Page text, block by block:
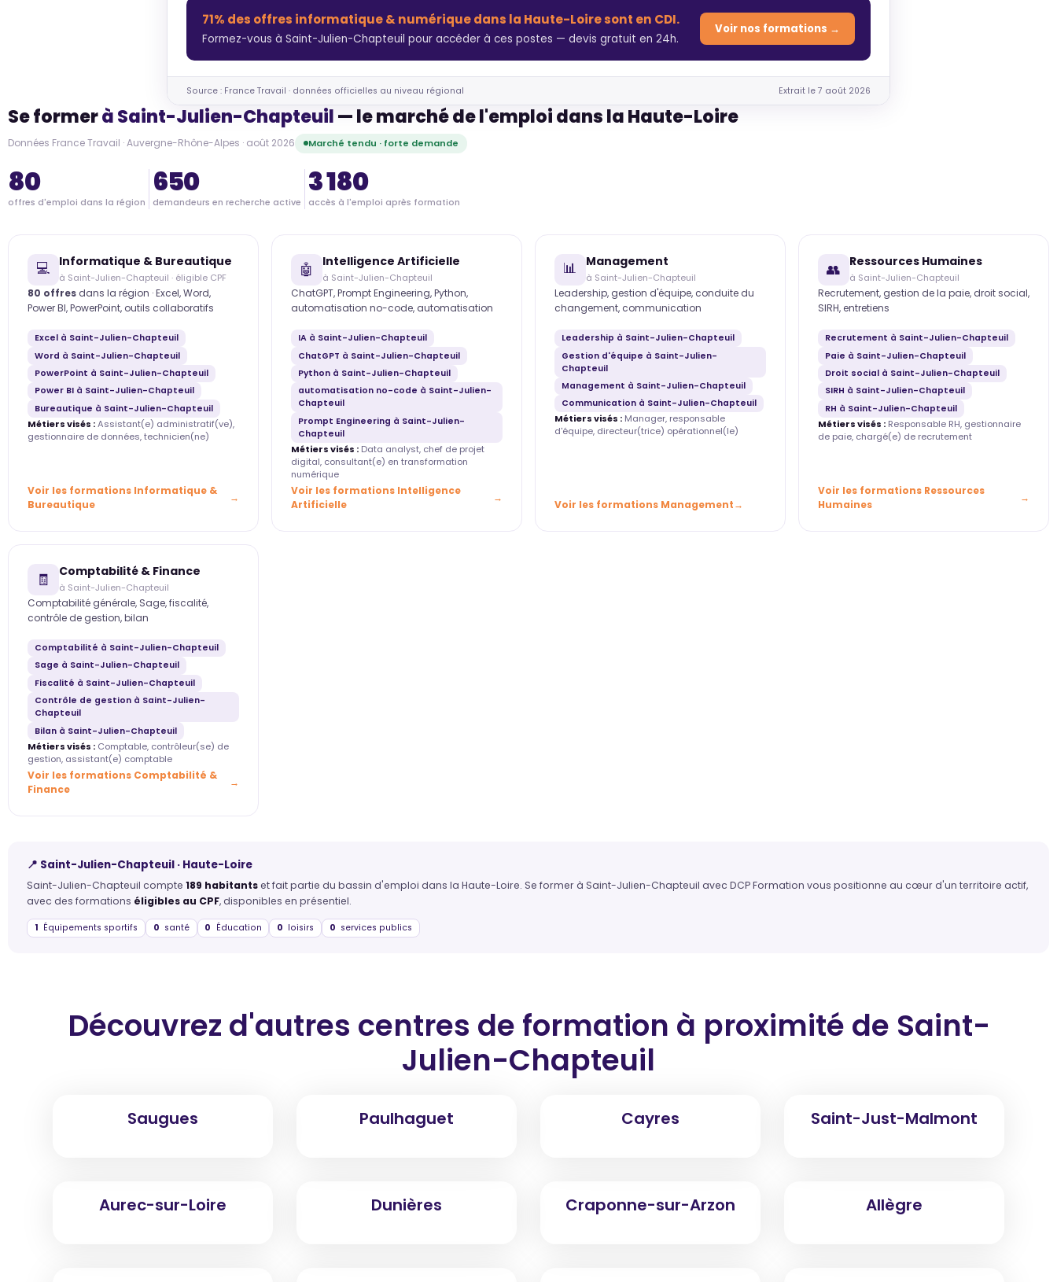
71% des offres informatique & numérique dans la Haute-Loire sont en CDI.
Formez-vous à Saint-Julien-Chapteuil pour accéder à ces postes — devis gratuit en 24h.
Voir nos formations →
Source : France Travail · données officielles au niveau régional Extrait le 7 août 2026
Se formerà Saint-Julien-Chapteuil— le marché de l'emploi dans la Haute-Loire
Données France Travail · Auvergne-Rhône-Alpes · août 2026 Marché tendu · forte demande
80
offres d'emploi dans la région
650
demandeurs en recherche active
3 180
accès à l'emploi après formation
💻 Informatique & Bureautique
à Saint-Julien-Chapteuil · éligible CPF
80 offres dans la région · Excel, Word,
Power BI, PowerPoint, outils collaboratifs
Excel à Saint-Julien-Chapteuil
Word à Saint-Julien-Chapteuil
PowerPoint à Saint-Julien-Chapteuil
Power BI à Saint-Julien-Chapteuil
Bureautique à Saint-Julien-Chapteuil
Métiers visés :Assistant(e) administratif(ve),
gestionnaire de données, technicien(ne)
Voir les formations Informatique &
Bureautique
🤖 Intelligence Artificielle
à Saint-Julien-Chapteuil
ChatGPT, Prompt Engineering, Python,
automatisation no-code, automatisation
IA à Saint-Julien-Chapteuil
ChatGPT à Saint-Julien-Chapteuil
Python à Saint-Julien-Chapteuil
automatisation no-code à Saint-Julien-
Chapteuil
Prompt Engineering à Saint-Julien-
Chapteuil
Métiers visés : Data analyst, chef de projet
digital, consultant(e) en transformation
numérique
Voir les formations Intelligence
Artificielle
📊 Management
à Saint-Julien-Chapteuil
Leadership, gestion d'équipe, conduite du
changement, communication
Leadership à Saint-Julien-Chapteuil
Gestion d'équipe à Saint-Julien-
Chapteuil
Management à Saint-Julien-Chapteuil
Communication à Saint-Julien-Chapteuil
Métiers visés : Manager, responsable
d'équipe, directeur(trice) opérationnel(le)
Voir les formations Management
👥 Ressources Humaines
à Saint-Julien-Chapteuil
Recrutement, gestion de la paie, droit social,
SIRH, entretiens
Recrutement à Saint-Julien-Chapteuil
Paie à Saint-Julien-Chapteuil
Droit social à Saint-Julien-Chapteuil
SIRH à Saint-Julien-Chapteuil
RH à Saint-Julien-Chapteuil
Métiers visés : Responsable RH, gestionnaire
de paie, chargé(e) de recrutement
Voir les formations Ressources
Humaines
🧾 Comptabilité & Finance
à Saint-Julien-Chapteuil
Comptabilité générale, Sage, fiscalité,
contrôle de gestion, bilan
Comptabilité à Saint-Julien-Chapteuil
Sage à Saint-Julien-Chapteuil
Fiscalité à Saint-Julien-Chapteuil
Contrôle de gestion à Saint-Julien-
Chapteuil
Bilan à Saint-Julien-Chapteuil
Métiers visés : Comptable, contrôleur(se) de
gestion, assistant(e) comptable
Voir les formations Comptabilité &
Finance
📍 Saint-Julien-Chapteuil · Haute-Loire
Saint-Julien-Chapteuil compte 189 habitantset fait partie du bassin d'emploi dans la Haute-Loire. Se former à Saint-Julien-Chapteuil avec DCP Formation vous positionne au cœur d'un territoire actif,
avec des formations éligibles au CPF, disponibles en présentiel.
1 Équipements sportifs 0 santé 0 Éducation 0 loisirs 0 services publics
Découvrez d'autres centres de formation à proximité de Saint-
Julien-Chapteuil
Saugues Paulhaguet Cayres Saint-Just-Malmont
Aurec-sur-Loire Dunières Craponne-sur-Arzon Allègre